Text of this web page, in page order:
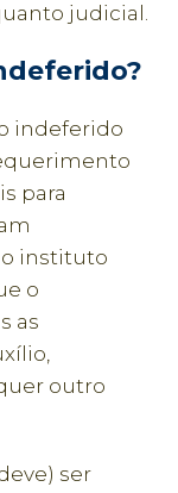
judicial.
indeferido
para
o instituto
o
as
outro
ser